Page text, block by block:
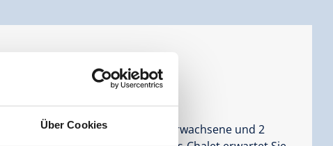
Über Cookies
Schlafzimmer:
5 Schlafzimmer (max. 10 Erwachsene und 2